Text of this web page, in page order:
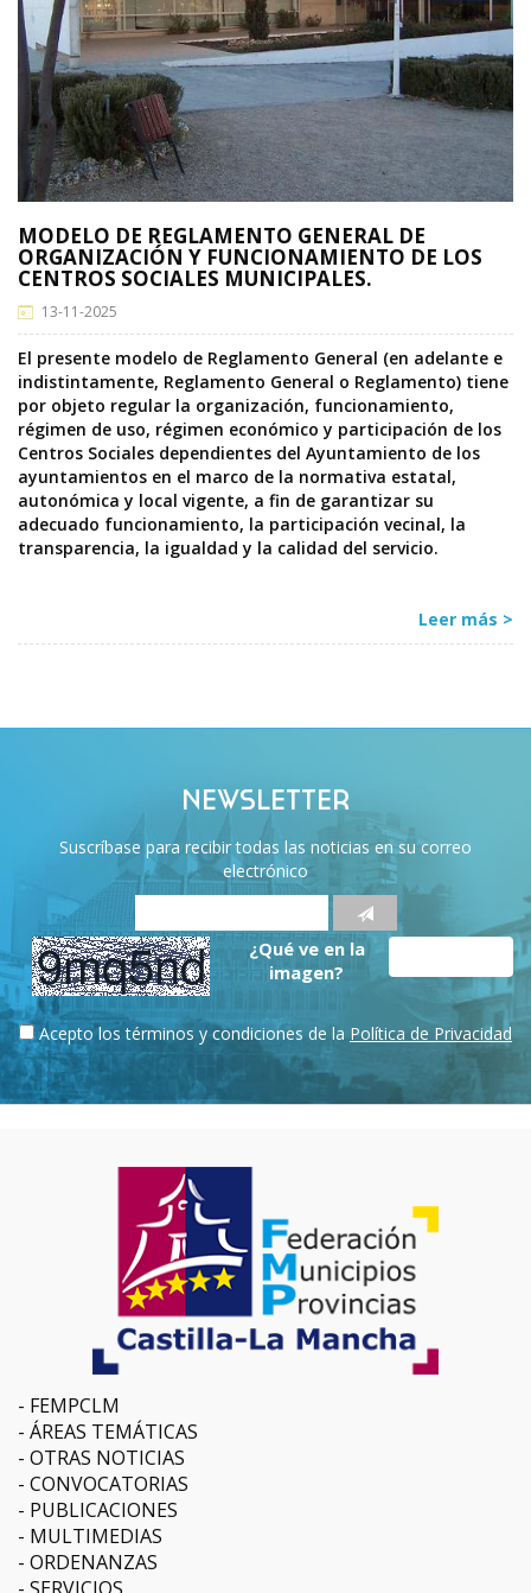
MODELO DE REGLAMENTO GENERAL DE
ORGANIZACIÓN Y FUNCIONAMIENTO DE LOS
CENTROS SOCIALES MUNICIPALES.
13-11-2025
El presente modelo de Reglamento General (en adelante e
indistintamente, Reglamento General o Reglamento) tiene
por objeto regular la organización, funcionamiento,
régimen de uso, régimen económico y participación de los
Centros Sociales dependientes del Ayuntamiento de los
ayuntamientos en el marco de la normativa estatal,
autonómica y local vigente, a fin de garantizar su
adecuado funcionamiento, la participación vecinal, la
transparencia, la igualdad y la calidad del servicio.
Leer más >
NEWSLETTER
Suscríbase para recibir todas las noticias en su correo
electrónico
¿Qué ve en la
imagen?
Acepto los términos y condiciones de la Política de Privacidad
FEMPCLM
ÁREAS TEMÁTICAS
OTRAS NOTICIAS
CONVOCATORIAS
PUBLICACIONES
MULTIMEDIAS
ORDENANZAS